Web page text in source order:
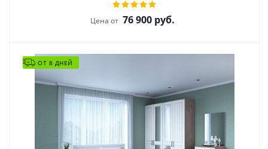
Цена от 76 900 руб.
ОТ 8 ДНЕЙ